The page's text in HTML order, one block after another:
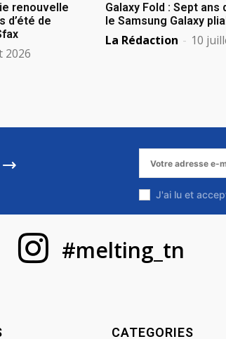
renouvelle
d’été de
2026
Galaxy Fold : Sept ans
le Samsung Galaxy
La Rédaction - 10
J'ai lu et
#melting_tn
CATEGORIES